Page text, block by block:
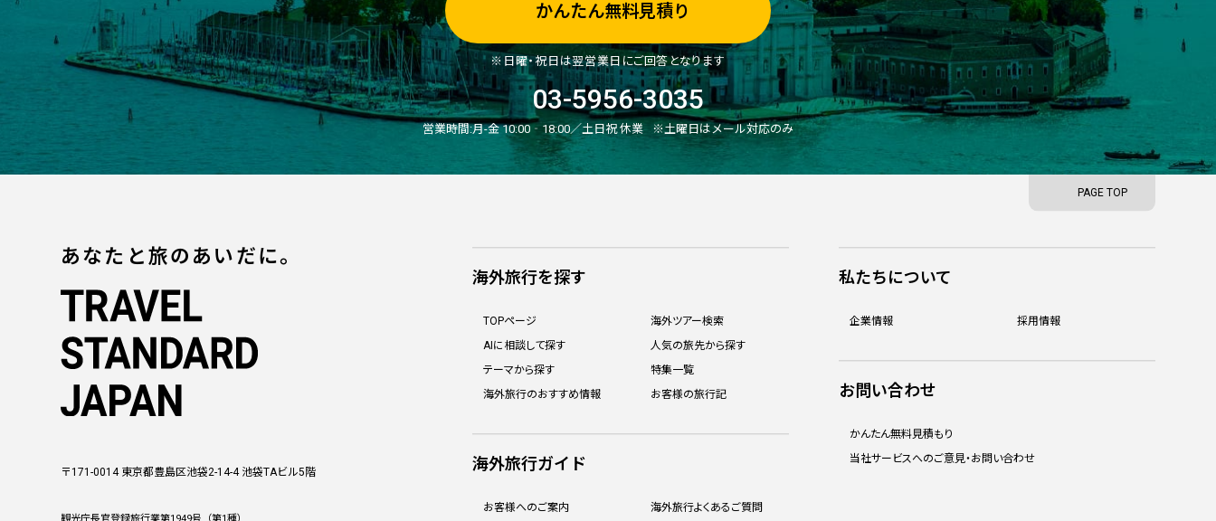
かんたん無料見積り
※日曜・祝日は翌営業日にご回答となります
03-5956-3035
営業時間:月-金 10:00‐18:00／土日祝 休業 ※土曜日はメール対応のみ
PAGE TOP
あなたと旅のあいだに。
〒171-0014 東京都豊島区池袋2-14-4 池袋TAビル5階
海外旅行を探す
TOPページ
海外ツアー検索
AIに相談して探す
人気の旅先から探す
テーマから探す
特集一覧
海外旅行のおすすめ情報
お客様の旅行記
海外旅行ガイド
お客様へのご案内 海外旅行よくあるご質問
私たちについて
企業情報 採用情報
お問い合わせ
かんたん無料見積もり
当社サービスへのご意見・お問い合わせ